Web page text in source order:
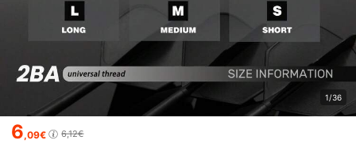
1/36
6,09€ 6,12€